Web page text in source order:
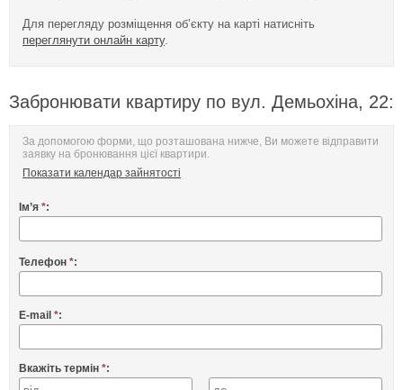
Для перегляду розміщення об’єкту на карті натисніть
переглянути онлайн карту.
Забронювати квартиру по вул. Демьохіна, 22:
За допомогою форми, що розташована нижче, Ви можете відправити
заявку на бронювання цієї квартири.
Показати календар зайнятості
Ім’я *:
Телефон *:
E-mail *:
Вкажіть термін *: